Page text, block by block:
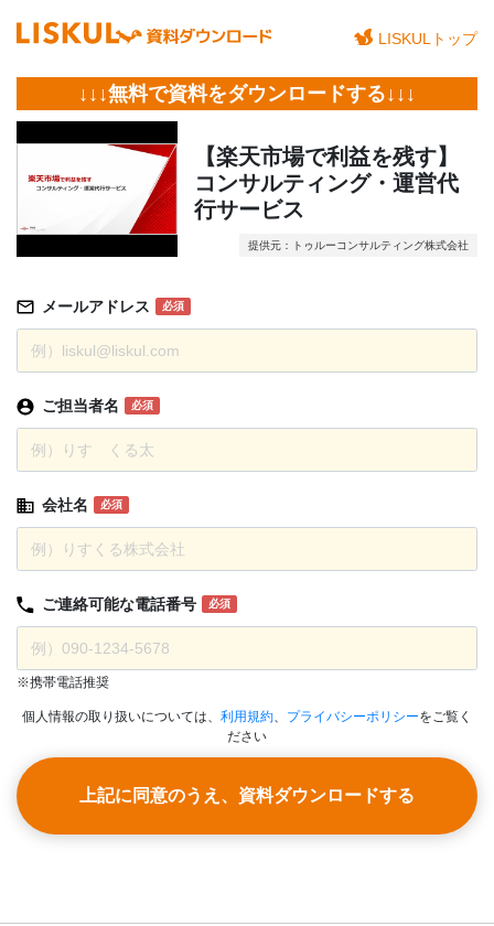
LISKULトップ
↓↓↓無料で資料をダウンロードする↓↓↓
【楽天市場で利益を残す】
コンサルティング・運営代
行サービス
提供元：トゥルーコンサルティング株式会社
メールアドレス 必須
ご担当者名 必須
会社名 必須
ご連絡可能な電話番号 必須
※携帯電話推奨
個人情報の取り扱いについては、 利用規約、 プライバシーポリシーをご覧く
ださい
上記に同意のうえ、資料ダウンロードする